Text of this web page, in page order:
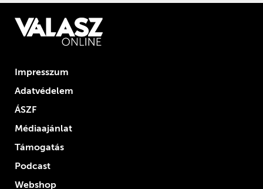
Impresszum
Adatvédelem
ÁSZF
Médiaajánlat
Támogatás
Podcast
Webshop